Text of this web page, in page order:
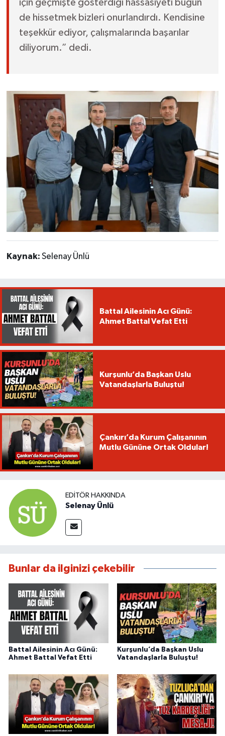
için geçmişte gösterdiği hassasiyeti bugün
de hissetmek bizleri onurlandırdı. Kendisine
teşekkür ediyor, çalışmalarında başarılar
diliyorum.” dedi.
Kaynak: Selenay Ünlü
Battal Ailesinin Acı Günü:
Ahmet Battal Vefat Etti
Kurşunlu’da Başkan Uslu
Vatandaşlarla Buluştu!
Çankırı’da Kurum Çalışanının
Mutlu Gününe Ortak Oldular!
EDITÖR HAKKINDA
Selenay Ünlü
Bunlar da ilginizi çekebilir
Battal Ailesinin Acı Günü:
Ahmet Battal Vefat Etti
Kurşunlu’da Başkan Uslu
Vatandaşlarla Buluştu!